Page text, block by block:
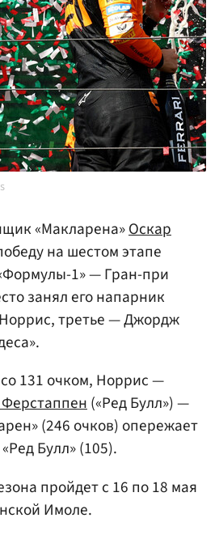
«Макларена»Оскар
на шестом этапе
1» — Гран-при
занял его напарник
третье — Джордж
131 очком, Норрис —
(«Ред Булл») —
(246 очков) опережает
Булл» (105).
пройдет с 16 по 18 мая
Имоле.